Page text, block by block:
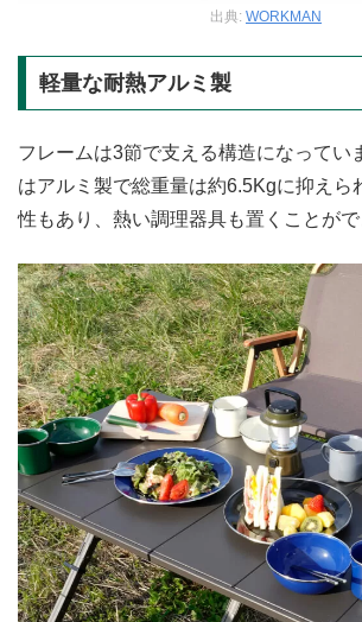
出典: WORKMAN
軽量な耐熱アルミ製
フレームは3節で支える構造になってい
はアルミ製で総重量は約6.5Kgに抑えら
性もあり、熱い調理器具も置くことがで